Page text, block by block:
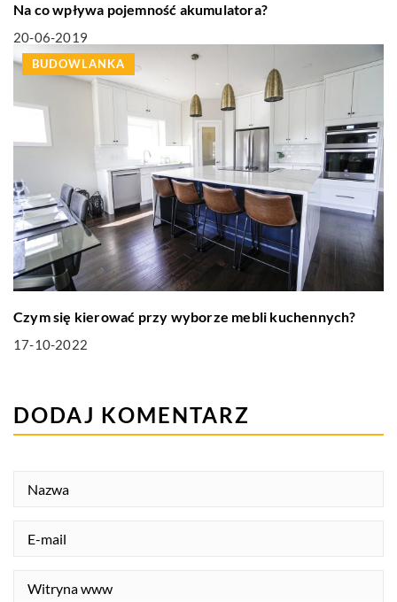
Na co wpływa pojemność akumulatora?
20-06-2019
BUDOWLANKA
Czym się kierować przy wyborze mebli kuchennych?
17-10-2022
DODAJ KOMENTARZ